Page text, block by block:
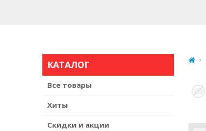
КАТАЛОГ
Все товары
Хиты
Скидки и акции